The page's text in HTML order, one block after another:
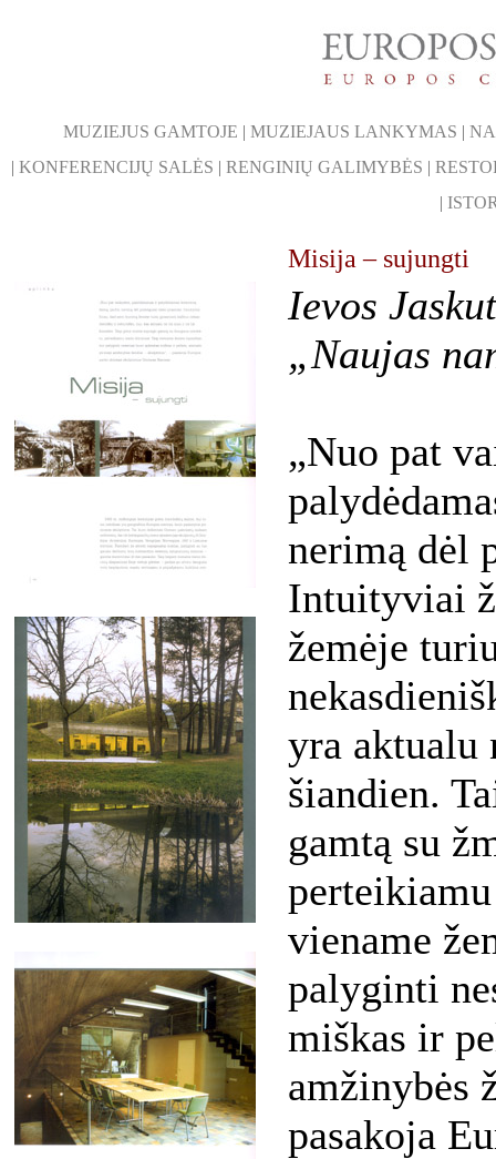
MUZIEJUS GAMTOJE | MUZIEJAUS LANKYMAS |
| KONFERENCIJŲ SALĖS | RENGINIŲ GALIMYBĖS |
|
Misija – sujungti
Ievos
„Naujas
„Nuo pat
nerimą dėl
Intuityviai
žemėje
yra aktualu
šiandien.
gamtą su
viename
palyginti
miškas ir
amžinybės
pasakoja